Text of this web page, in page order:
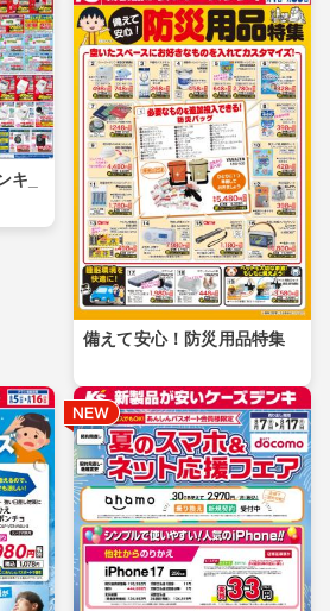
キ_
備えて安心！防災用品特集